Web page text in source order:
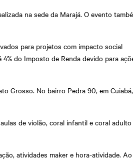
na sede da Marajá. O evento
para projetos com impacto social
do Imposto de Renda devido para
Grosso. No bairro Pedra 90, em
de violão, coral infantil e coral adulto
atividades maker e hora-atividade. Ao